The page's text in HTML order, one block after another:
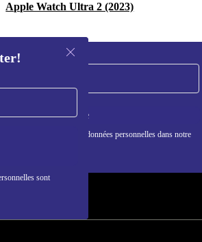
Apple Watch Ultra 2 (2023)
sont
S'inscrire
sur l'utilisation des données personnelles dans notre